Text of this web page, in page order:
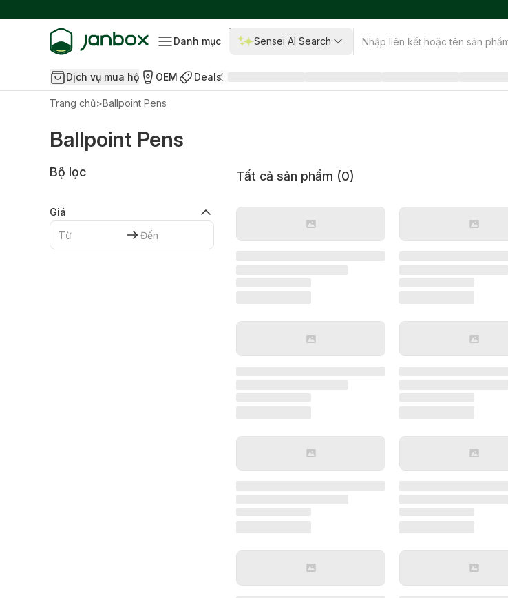
Danh mục Sensei AI Search
Dịch vụ mua hộ OEM Deals
Trang chủ>Ballpoint Pens
Ballpoint Pens
Bộ lọc
Giá
Tất cả sản phẩm (0)